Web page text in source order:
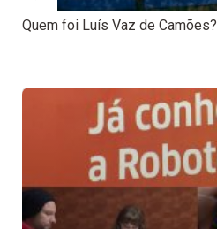
Quem foi Luís Vaz de Camões?